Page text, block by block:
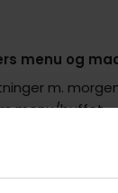
menu og
m.
menu/buffet
madpakke (til
til pool og sauna